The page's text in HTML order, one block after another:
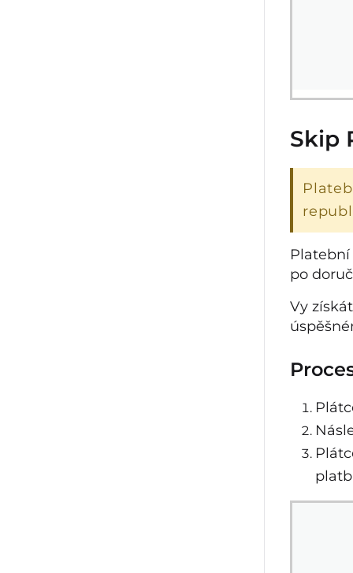
Skip
po
Vy